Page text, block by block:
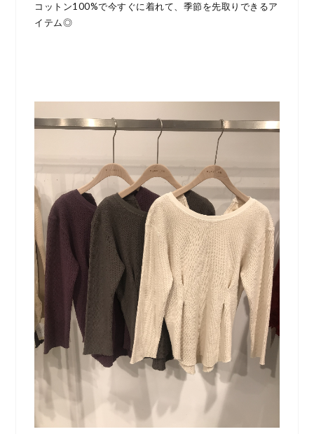
コットン100%で今すぐに着れて、季節を先取りできるア
イテム◎